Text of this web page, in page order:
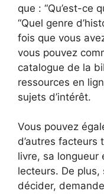
que : “Qu’est-ce
“Quel genre
fois que vous
vous pouvez
catalogue de la
ressources en
sujets d’intérêt.
Vous pouvez
d’autres facteurs
livre, sa longueur
lecteurs. De plus,
décider,